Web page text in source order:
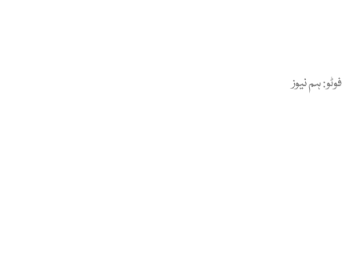
فوٹو: ہم نیوز